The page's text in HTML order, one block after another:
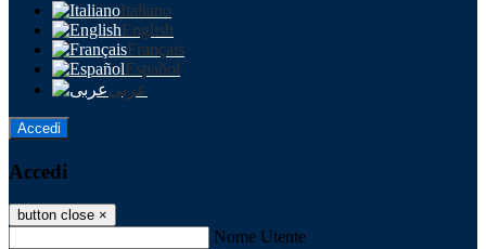
Italiano
English
Français
Español
عربى
Accedi
Accedi
button close ×
Nome Utente